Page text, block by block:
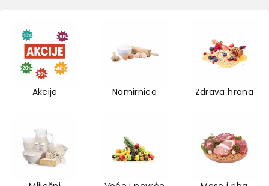
Akcije Namirnice Zdrava hrana